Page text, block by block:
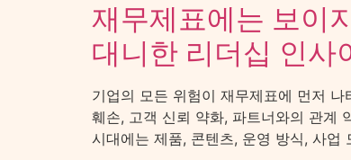
재무제표에는 보이
대니한 리더십 인
기업의 모든 위험이 재무제표에 먼저
훼손, 고객 신뢰 약화, 파트너와의 관계
시대에는 제품, 콘텐츠, 운영 방식, 사